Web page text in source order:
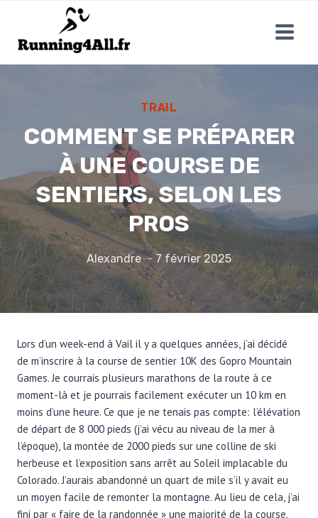
contenu
TRAIL
COMMENT SE PRÉPARER
À UNE COURSE DE
SENTIERS, SELON LES
PROS
Alexandre 7 février 2025
Lors d’un week-end à Vail il y a quelques années, j’ai décidé
de m’inscrire à la course de sentier 10K des Gopro Mountain
Games. Je courrais plusieurs marathons de la route à ce
moment-là et je pourrais facilement exécuter un 10 km en
moins d’une heure. Ce que je ne tenais pas compte: l’élévation
de départ de 8 000 pieds (j’ai vécu au niveau de la mer à
l’époque), la montée de 2000 pieds sur une colline de ski
herbeuse et l’exposition sans arrêt au Soleil implacable du
Colorado. J’aurais abandonné un quart de mile s’il y avait eu
un moyen facile de remonter la montagne. Au lieu de cela, j’ai
fini par « faire de la randonnée » une majorité de la course.